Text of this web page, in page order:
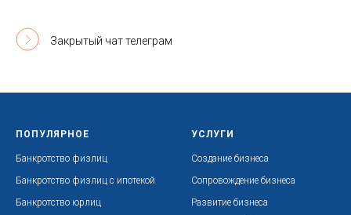
Закрытый чат телеграм
ПОПУЛЯРНОЕ
Банкротство физлиц
Банкротство физлиц с ипотекой
Банкротство юрлиц
УСЛУГИ
Создание бизнеса
Сопровождение бизнеса
Развитие бизнеса